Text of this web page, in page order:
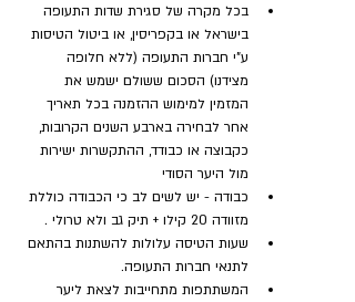
בכל מקרה של סגירת שדות התעופה
בישראל או בקפריסין, או ביטול הטיסות
ע"י חברות התעופה (ללא חלופה
מצידנו) הסכום ששולם ישמש את
המזמין למימוש ההזמנה בכל תאריך
אחר לבחירה בארבע השנים הקרובות,
כקבוצה או כבודד, ההתקשרות ישירות
מול היער הסודי
כבודה - יש לשים לב כי הכבודה כוללת
מזוודה 20 קילו + תיק גב ולא טרולי .
שעות הטיסה עלולות להשתנות בהתאם
לתנאי חברות התעופה.
המשתתפות מתחייבות לצאת ליער